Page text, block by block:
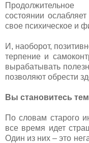
состоянии
свое психическое и
И, наоборот,
терпение и
вырабатывать
позволяют обрести
Вы становитесь
По словам старого
все время идет
Один из них – это